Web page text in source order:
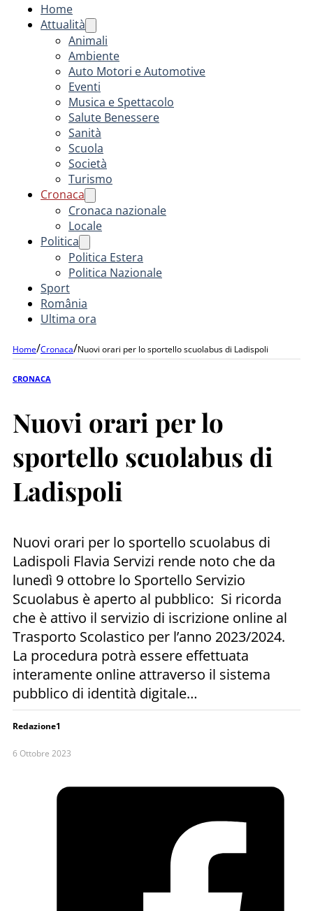
Home
Attualità
Animali
Ambiente
Auto Motori e Automotive
Eventi
Musica e Spettacolo
Salute Benessere
Sanità
Scuola
Società
Turismo
Cronaca
Cronaca nazionale
Locale
Politica
Politica Estera
Politica Nazionale
Sport
România
Ultima ora
Home/Cronaca/Nuovi orari per lo sportello scuolabus di Ladispoli
CRONACA
Nuovi orari per lo
sportello scuolabus di
Ladispoli
Nuovi orari per lo sportello scuolabus di
Ladispoli Flavia Servizi rende noto che da
lunedì 9 ottobre lo Sportello Servizio
Scuolabus è aperto al pubblico: Si ricorda
che è attivo il servizio di iscrizione online al
Trasporto Scolastico per l’anno 2023/2024.
La procedura potrà essere effettuata
interamente online attraverso il sistema
pubblico di identità digitale…
Redazione1
6 Ottobre 2023